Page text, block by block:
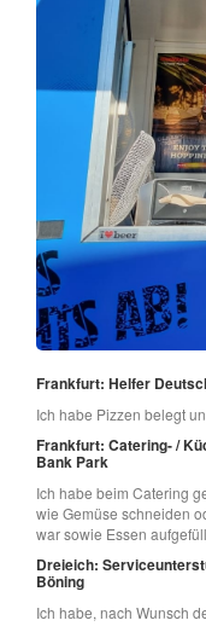
Frankfurt: Helfer
Ich habe Pizzen belegt
Frankfurt: Catering- /
Bank Park
Ich habe beim Catering
wie Gemüse schneiden
war sowie Essen
Dreieich:
Böning
Ich habe, nach Wunsch